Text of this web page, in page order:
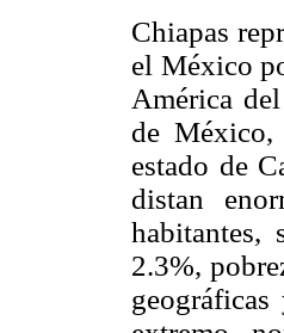
Chiapas
el México
América
de
estado de
distan
habitantes,
2.3%,